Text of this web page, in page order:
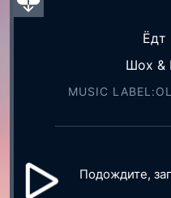
Ёдт
Шох &
MUSIC
Подождите,